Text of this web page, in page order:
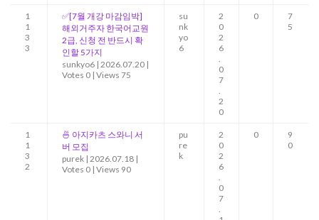
1
1
3
3
✅[7월 개강 마감임박]
해외거주자 한국어교원
2급, 신청 전 반드시 확
인할 5가지
sunkyo6 | 2026.07.20 |
Votes 0 | Views 75
su
nk
yo
6
2
0
2
6
.
0
7
.
2
0
0
7
5
1
1
3
2
🍜 아지카츠 스와니 서
버 모집
purek | 2026.07.18 |
Votes 0 | Views 90
pu
re
k
2
0
2
6
.
0
7
.
0
9
0